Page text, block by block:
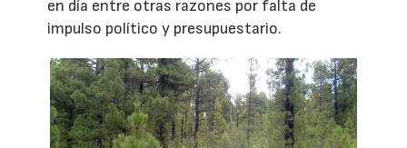
en día entre otras razones por falta de
impulso político y presupuestario.